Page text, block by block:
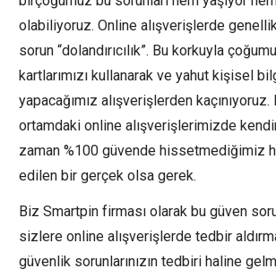
olabiliyoruz. Online alışverişlerde
sorun “dolandırıcılık”. Bu korkuyla
kartlarımızı kullanarak ve yahut kişisel
yapacağımız alışverişlerden
ortamdaki online alışverişlerimizde
zaman %100 güvende hissetmediğimiz
edilen bir gerçek olsa gerek.
Biz Smartpin firması olarak bu güven
sizlere online alışverişlerde tedbir
güvenlik sorunlarınızın tedbiri haline